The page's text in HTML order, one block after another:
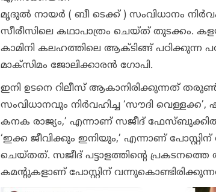
മൃദുല്‍ നായര്‍ ( ബീ ടെക്ക് ) സംവിധാനം
സീരീസിലെ കഥാപാത്രം ചെയ്ത് തുടക്കം.
കാമിനി കലഹത്തിലെ ആക്ടിങ്ങ് പഠിക്കുന്ന
മാക്സിമം ജോലിക്കാരന്‍ ഗോപി.
ഇനി ഉടനെ റിലീസ് ആകാനിരിക്കുന്നത്
സംവിധാനവും നിര്‍വഹിച്ച ‘സൗദി
കനക രാജ്യം,’ എന്നാണ് സജീദ്
‘ഇക്ക ജീവിക്കും ഇനിയും,’ എന്നാണ്
ചെയ്തത്. സജീദ് പട്ടാളത്തിന്റെ പ്രകടനത്തെ
കമന്റുകളാണ് പോസ്റ്റിന്